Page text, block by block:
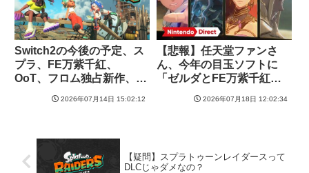
Switch2の今後の予定、ス
プラ、FE万紫千紅、
OoT、フロム独占新作、ゼ
ノブレイドジェネシス
2026年07月14日 15:02:12
【悲報】任天堂ファンさ
ん、今年の目玉ソフトに
「ゼルダとFE万紫千紅」
を上げてしまうｗ
2026年07月18日 12:02:34
【疑問】スプラトゥーンレイダースって
DLCじゃダメなの？